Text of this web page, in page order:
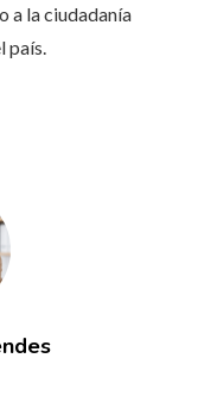
a la ciudadanía